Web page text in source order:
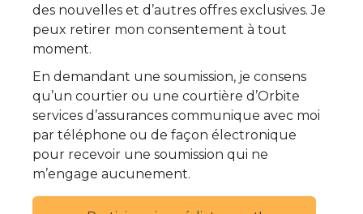
des nouvelles et d’autres offres exclusives. Je
peux retirer mon consentement à tout
moment.
En demandant une soumission, je consens
qu’un courtier ou une courtière d’Orbite
services d’assurances communique avec moi
par téléphone ou de façon électronique
pour recevoir une soumission qui ne
m’engage aucunement.